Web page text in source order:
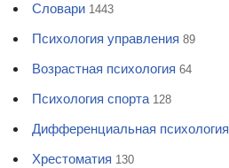
Словари 1443
Психология управления 89
Возрастная психология 64
Психология спорта 128
Дифференциальная психология
Хрестоматия 130